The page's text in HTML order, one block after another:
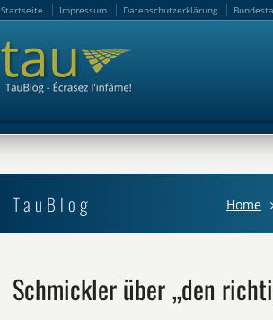
Startseite Impressum Datenschutzerklärung
TauBlog Home
Schmickler über „den
Startseite Impressum Datenschutzerklärung